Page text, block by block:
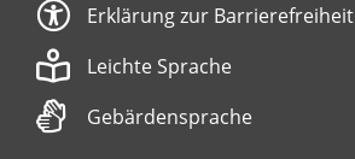
Erklärung zur Barrierefreiheit
Leichte Sprache
Gebärdensprache